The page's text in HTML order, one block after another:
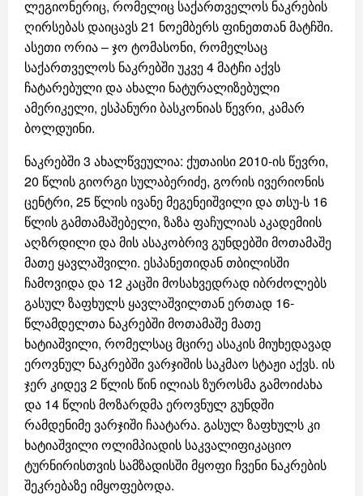
ლეგიონერიც, რომელიც საქართველოს ნაკრების
ღირსებას დაიცავს 21 ნოემბერს ფინეთთან მატჩში.
ასეთი ორია – ჯო ტომასონი, რომელსაც
საქართველოს ნაკრებში უკვე 4 მატჩი აქვს
ჩატარებული და ახალი ნატურალიზებული
ამერიკელი, ესპანური ბასკონიას წევრი, კამარ
ბოლდუინი.
ნაკრებში 3 ახალწვეულია: ქუთაისი 2010-ის წევრი,
20 წლის გიორგი სულაბერიძე, გორის ივერიონის
ცენტრი, 25 წლის ივანე მეგენეიშვილი და თსუ-ს 16
წლის გამთამაშებელი, ზაზა ფაჩულიას აკადემიის
აღზრდილი და მის ასაკობრივ გუნდებში მოთამაშე
მათე ყავლაშვილი. ესპანეთიდან თბილისში
ჩამოვიდა და 12 კაცში მოსახვედრად იბრძოლებს
გასულ ზაფხულს ყავლაშვილთან ერთად 16-
წლამდელთა ნაკრებში მოთამაშე მათე
ხატიაშვილი, რომელსაც მცირე ასაკის მიუხედავად
ეროვნულ ნაკრებში ვარჯიშის საკმაო სტაჟი აქვს. ის
ჯერ კიდევ 2 წლის წინ ილიას ზუროსმა გამოიძახა
და 14 წლის მოზარდმა ეროვნულ გუნდში
რამდენიმე ვარჯიში ჩაატარა. გასულ ზაფხულს კი
ხატიაშვილი ოლიმპიადის საკვალიფიკაციო
ტურნირისთვის სამზადისში მყოფი ჩვენი ნაკრების
შეკრებაზე იმყოფებოდა.